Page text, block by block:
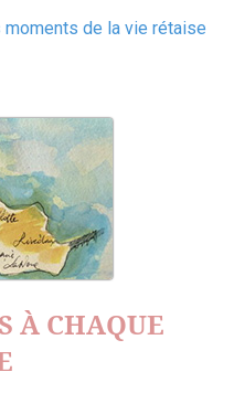
de la vie rétaise
À CHAQUE